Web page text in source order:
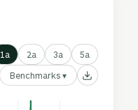
1a 2a 3a 5a
Benchmarks ▾